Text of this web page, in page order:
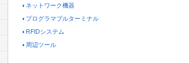
ネットワーク機器
プログラマブルターミナル
RFIDシステム
周辺ツール